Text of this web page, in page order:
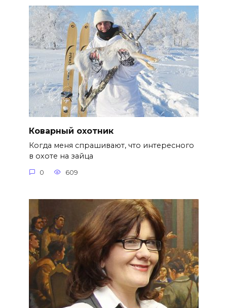
Коварный охотник
Когда меня спрашивают, что интересного
в охоте на зайца
0 609